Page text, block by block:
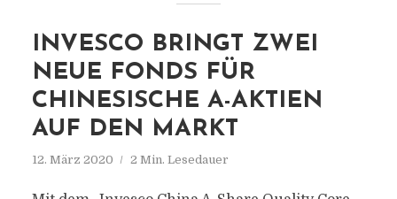
INVESCO BRINGT ZWEI
NEUE FONDS FÜR
CHINESISCHE A-AKTIEN
AUF DEN MARKT
12. März 2020 2 Min. Lesedauer